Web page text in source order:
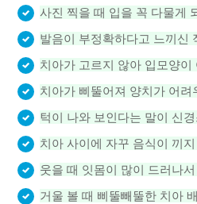
사진 찍을 때 입을 꼭 다물게
발음이 부정확하다고 느끼신
치아가 고르지 않아 입모양이
치아가 삐뚤어져 양치가 어려
턱이 나와 보인다는 말이 신
치아 사이에 자꾸 음식이 끼
웃을 때 잇몸이 많이 드러나
거울 볼 때 삐뚤빼뚤한 치아